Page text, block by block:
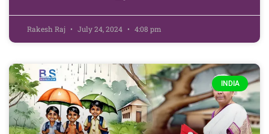
Rakesh Raj July 24, 2024 4:08 pm
INDIA